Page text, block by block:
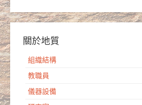
關於地質
組織結構
教職員
儀器設備